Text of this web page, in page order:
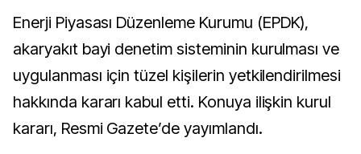
Enerji Piyasası Düzenleme Kurumu (EPDK),
akaryakıt bayi denetim sisteminin kurulması ve
uygulanması için tüzel kişilerin yetkilendirilmesi
hakkında kararı kabul etti. Konuya ilişkin kurul
kararı, Resmi Gazete’de yayımlandı.